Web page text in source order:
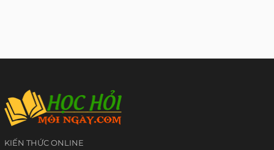
KIẾN THỨC ONLINE